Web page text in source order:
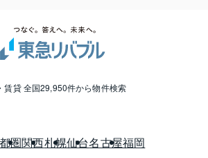
賃貸 全国29,950件から物件検索
圏関西札幌仙台名古屋福岡